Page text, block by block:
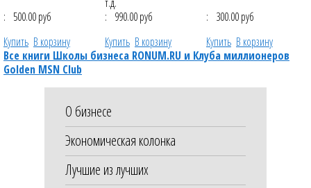
: 500.00 руб : 990.00 руб : 300.00 руб
Купить В корзину Купить В корзину Купить В корзину
Все книги Школы бизнеса RONUM.RU и Клуба миллионеров
Golden MSN Club
О бизнесе
Экономическая колонка
Лучшие из лучших